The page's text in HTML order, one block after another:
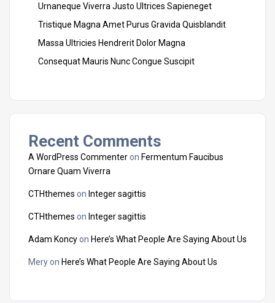
Urnaneque Viverra Justo Ultrices Sapieneget
Tristique Magna Amet Purus Gravida Quisblandit
Massa Ultricies Hendrerit Dolor Magna
Consequat Mauris Nunc Congue Suscipit
Recent Comments
A WordPress Commenteron Fermentum Faucibus
Ornare Quam Viverra
CTHthemes on Integer sagittis
CTHthemes on Integer sagittis
Adam Koncyon Here’s What People Are Saying About Us
Meryon Here’s What People Are Saying About Us